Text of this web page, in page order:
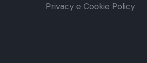
Privacy e Cookie Policy